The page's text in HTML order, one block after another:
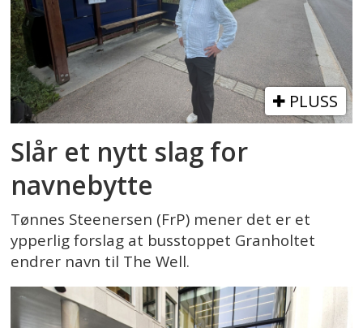
PLUSS
Slår et nytt slag for
navnebytte
Tønnes Steenersen (FrP) mener det er et
ypperlig forslag at busstoppet Granholtet
endrer navn til The Well.